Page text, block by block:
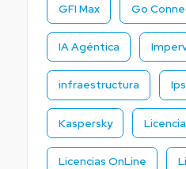
GFI Max Go
IA Agéntica
infraestructura
Kaspersky
Licencias OnLine